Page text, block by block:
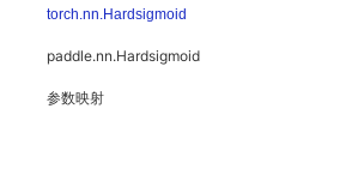
torch.nn.Hardsigmoid
paddle.nn.Hardsigmoid
参数映射